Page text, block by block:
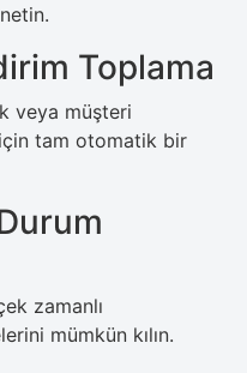
Toplama
veya müşteri
tam otomatik bir
zamanlı
mümkün kılın.